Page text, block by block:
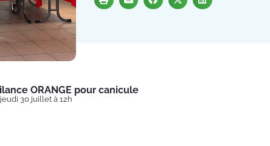
ORANGE pour canicule
30 juillet à 12h